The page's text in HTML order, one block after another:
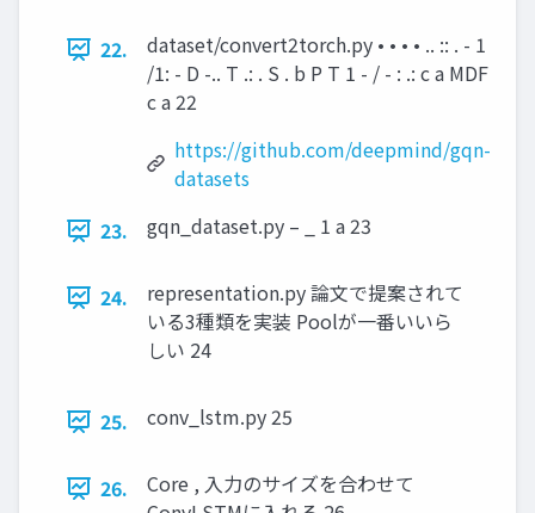
22.
dataset/convert2torch.py • • • • .. :: . - 1
/1: - D -.. T .: . S . b P T 1 - / - : .: c a MDF
c a 22
https://github.com/deepmind/gqn-
datasets
23.
gqn_dataset.py – _ 1 a 23
24.
representation.py 論文で提案されて
いる3種類を実装 Poolが一番いいら
しい 24
25. conv_lstm.py 25
26.
Core , 入力のサイズを合わせて